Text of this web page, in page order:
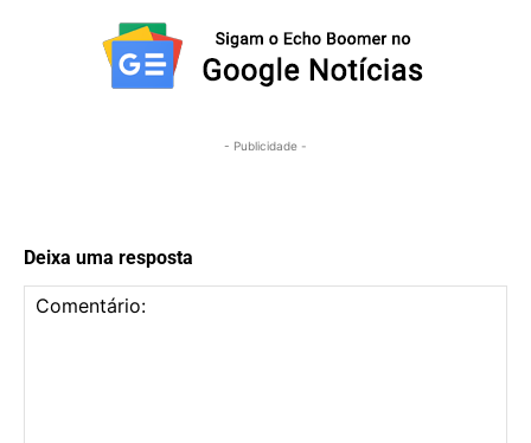
- Publicidade -
Deixa uma resposta